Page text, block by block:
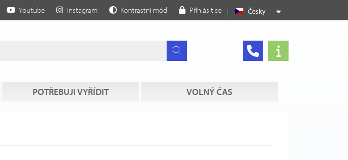
Česky
Youtube Instagram Kontrastní mód Přihlásit se
POTŘEBUJI VYŘÍDIT VOLNÝ ČAS